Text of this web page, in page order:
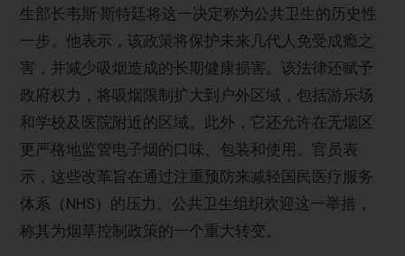
生部长韦斯·斯特廷将这一决定称为公共卫生的历史性
一步。他表示，该政策将保护未来几代人免受成瘾之
害，并减少吸烟造成的长期健康损害。该法律还赋予
政府权力，将吸烟限制扩大到户外区域，包括游乐场
和学校及医院附近的区域。此外，它还允许在无烟区
更严格地监管电子烟的口味、包装和使用。官员表
示，这些改革旨在通过注重预防来减轻国民医疗服务
体系（NHS）的压力。公共卫生组织欢迎这一举措，
称其为烟草控制政策的一个重大转变。